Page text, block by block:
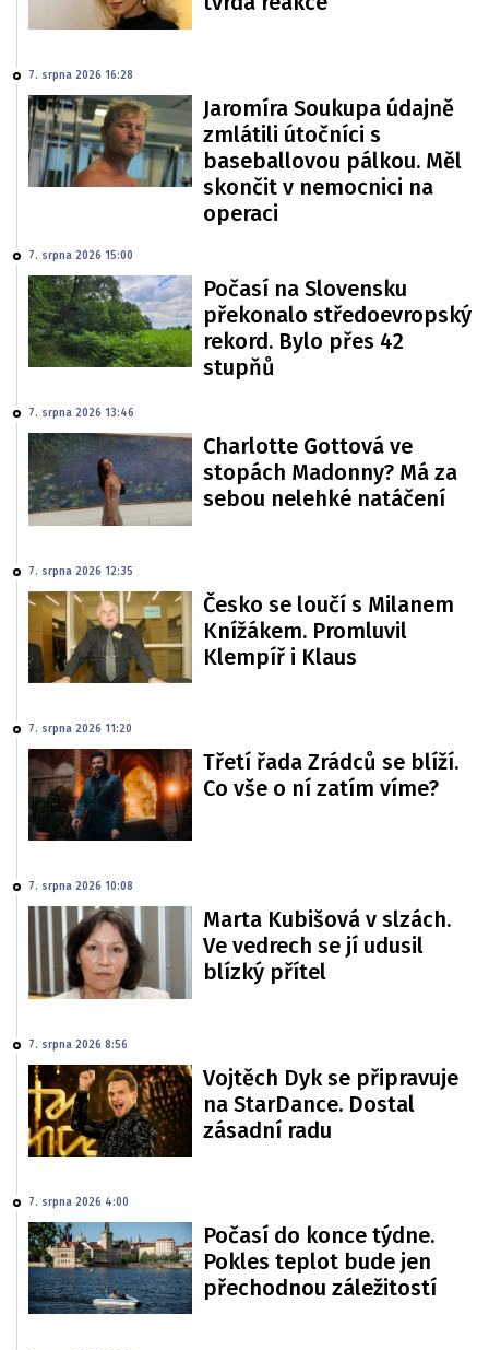
7. srpna 2026 16:28
Jaromíra Soukupa údajně
zmlátili útočníci s
baseballovou pálkou. Měl
skončit v nemocnici na
operaci
7. srpna 2026 15:00
Počasí na Slovensku
překonalo středoevropský
rekord. Bylo přes 42
stupňů
7. srpna 2026 13:46
Charlotte Gottová ve
stopách Madonny? Má za
sebou nelehké natáčení
7. srpna 2026 12:35
Česko se loučí s Milanem
Knížákem. Promluvil
Klempíř i Klaus
7. srpna 2026 11:20
Třetí řada Zrádců se blíží.
Co vše o ní zatím víme?
7. srpna 2026 10:08
Marta Kubišová v slzách.
Ve vedrech se jí udusil
blízký přítel
7. srpna 2026 8:56
Vojtěch Dyk se připravuje
na StarDance. Dostal
zásadní radu
7. srpna 2026 4:00
Počasí do konce týdne.
Pokles teplot bude jen
přechodnou záležitostí